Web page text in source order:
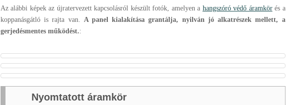
Az alábbi képek az újratervezett kapcsolásról készült fotók, amelyen a hangszóró védő áramkörés a
koppanásgátló is rajta van. A panel kialakítása grantálja, nyilván jó alkatrészek mellett, a
gerjedésmentes működést.:
Nyomtatott áramkör